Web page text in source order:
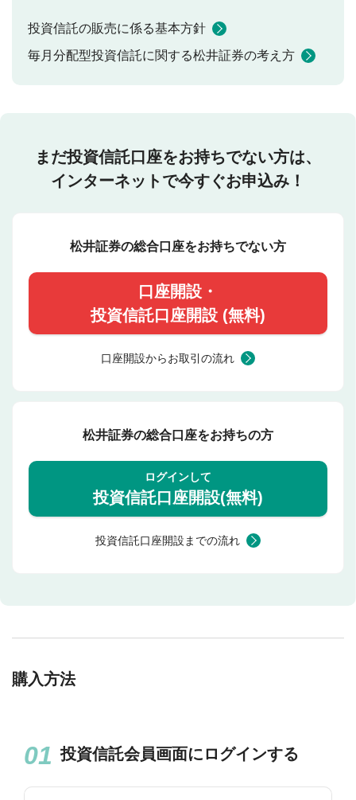
投資信託の販売に係る基本方針
毎月分配型投資信託に関する松井証券の考え方
まだ投資信託口座をお持ちでない方は、
インターネットで今すぐお申込み！
松井証券の総合口座をお持ちでない方
口座開設・
投資信託口座開設 (無料)
口座開設からお取引の流れ
松井証券の総合口座をお持ちの方
ログインして
投資信託口座開設(無料)
投資信託口座開設までの流れ
購入方法
投資信託会員画面にログインする